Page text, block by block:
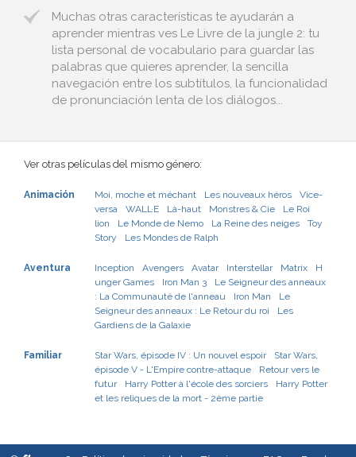
Muchas otras características te ayudarán a
aprender mientras ves Le Livre de la jungle 2: tu
lista personal de vocabulario para guardar las
palabras que quieres aprender, la sencilla
navegación entre los subtítulos, la funcionalidad
de pronunciación lenta de los diálogos...
Ver otras películas del mismo género:
Animación Moi, moche et méchant Les nouveaux héros
Vice-
versa
WALL·E Là-haut Monstres & Cie
Le Roi
lion
Le Monde de Nemo La Reine des neiges
Toy
Story
Les Mondes de Ralph
Aventura Inception Avengers Avatar Interstellar Matrix
H
unger Games
Iron Man 3
Le Seigneur des anneaux
: La Communauté de l'anneau
Iron Man
Le
Seigneur des anneaux : Le Retour du roi
Les
Gardiens de la Galaxie
Familiar Star Wars, épisode IV : Un nouvel espoir
Star Wars,
épisode V - L'Empire contre-attaque
Retour vers le
futur
Harry Potter à l'école des sorciers
Harry Potter
et les reliques de la mort - 2ème partie